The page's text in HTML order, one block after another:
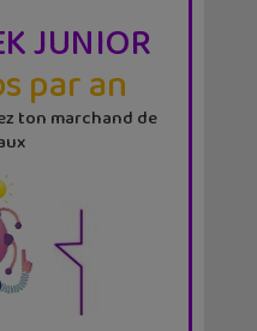
JUNIOR
par an
ton marchand de